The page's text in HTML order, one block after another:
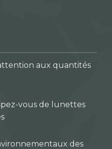
aux quantités
vous de lunettes
des